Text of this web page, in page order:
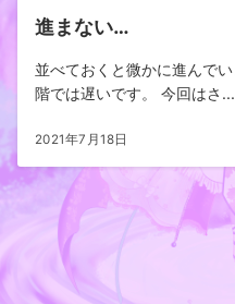
進まない…
並べておくと微かに進んで
階では遅いです。 今回はさ...
2021年7月18日